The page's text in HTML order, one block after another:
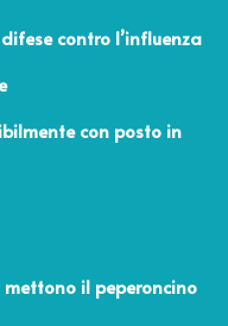
contro l’influenza
con posto in
mettono il peperoncino